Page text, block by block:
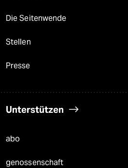
Die Seitenwende
Stellen
Presse
Unterstützen
abo
genossenschaft